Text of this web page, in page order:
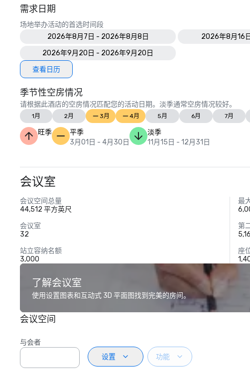
需求日期
场地举办活动的首选时间段
2026年8月7日 - 2026年8月8日
2026年8月16
2026年9月20日 - 2026年9月20日
查看日历
季节性空房情况
请根据此酒店的空房情况匹配您的活动日期。淡季通常空房情况较好。
1月 2月 3月 4月 5月 6月 7月
旺季
平季
3月01日 - 4月30日
淡季
11月15日 - 12月31日
会议室
会议空间总量
44,512 平方英尺
最
会议室
32
第
站立容纳名额
3,000
座
了解会议室
使用设置图表和互动式 3D 平面图找到完美的房间。
会议空间
与会者
设置
功能